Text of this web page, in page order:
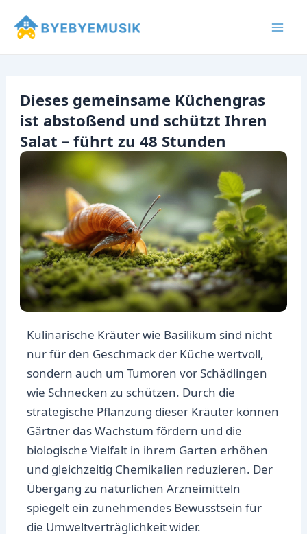
Inhalt
Dieses gemeinsame Küchengras
ist abstoßend und schützt Ihren
Salat – führt zu 48 Stunden
Kulinarische Kräuter wie Basilikum sind nicht
nur für den Geschmack der Küche wertvoll,
sondern auch um Tumoren vor Schädlingen
wie Schnecken zu schützen. Durch die
strategische Pflanzung dieser Kräuter können
Gärtner das Wachstum fördern und die
biologische Vielfalt in ihrem Garten erhöhen
und gleichzeitig Chemikalien reduzieren. Der
Übergang zu natürlichen Arzneimitteln
spiegelt ein zunehmendes Bewusstsein für
die Umweltverträglichkeit wider.